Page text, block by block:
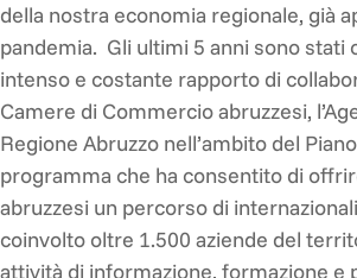
della nostra economia regionale, già
pandemia. Gli ultimi 5 anni sono stati
intenso e costante rapporto di
Camere di Commercio abruzzesi,
Regione Abruzzo nell’ambito del
programma che ha consentito di
abruzzesi un percorso di
coinvolto oltre 1.500 aziende del
attività di informazione, formazione e